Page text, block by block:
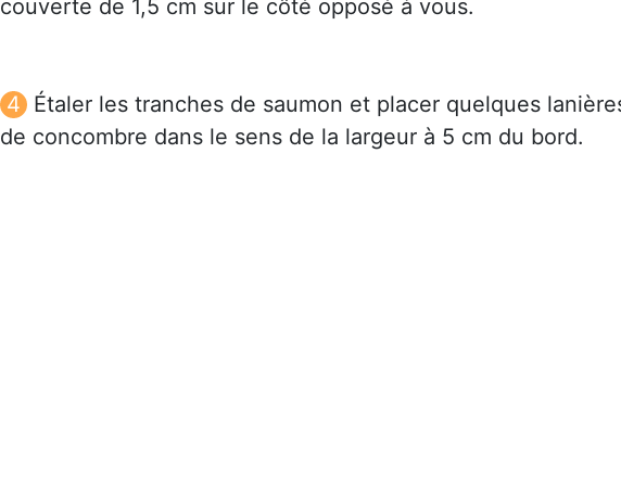
couverte de 1,5 cm sur le côté opposé à vous.
Étaler les tranches de saumon et placer quelques
de concombre dans le sens de la largeur à 5 cm du bord.